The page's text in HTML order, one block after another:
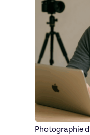
Photographie